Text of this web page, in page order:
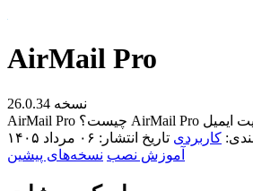
AirMail Pro
نسخه 26.0.34
کاربردی تاریخ انتشار: ۰۶ مرداد ۱۴۰۵
آموزش نصب نسخه‌های پیشین